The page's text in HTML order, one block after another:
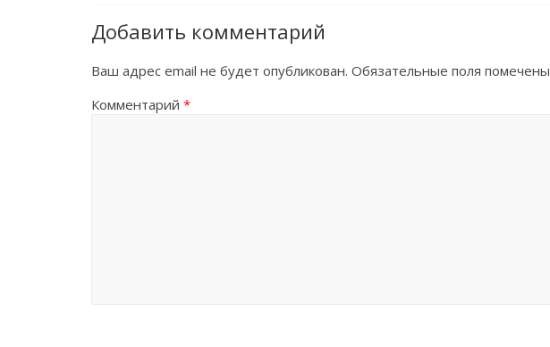
Добавить комментарий
Ваш адрес email не будет опубликован. Обязательные поля помечены
Комментарий *